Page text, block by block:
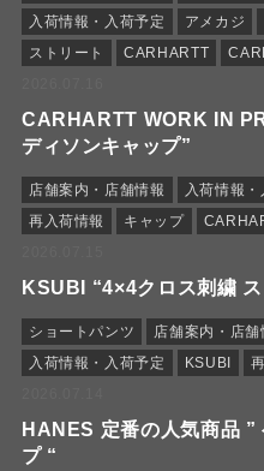
入荷情報・入荷予定
アメカジ
ストリート
CARHARTT
CARHARTT WORK IN
ディソンキャップ”
店舗案内・店舗情報 入荷情報
再入荷情報
キャップ
KSUBI “4×4クロス刺繍
ショートパンツ 店舗案内・店舗
入荷情報・入荷予定
KSUBI
HANES 定番の人気商品 ”
プ “